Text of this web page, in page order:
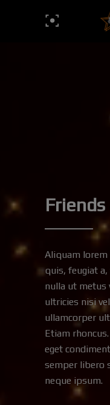
Aliquam lorem
quis, feugiat a,
nulla ut metus
ultricies nisi
ullamcorper
Etiam
eget
semper libero
neque ipsum.